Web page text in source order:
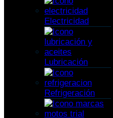
Electricidad
Lubricación
Refrigeración